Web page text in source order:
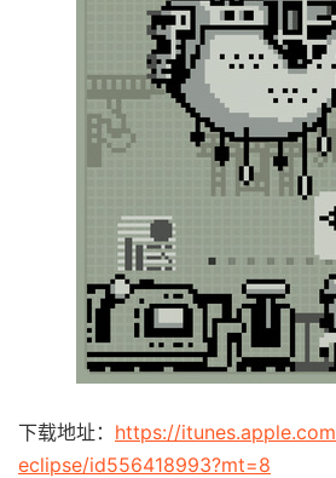
下载地址： https://
eclipse/id556418993?mt=8